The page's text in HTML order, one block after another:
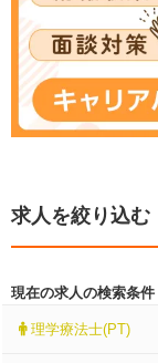
求人を絞り込む
現在の求人の検索条件
理学療法士(PT)